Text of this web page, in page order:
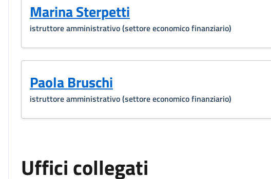
Marina Sterpetti
istruttore amministrativo (settore economico finanziario)
Paola Bruschi
istruttore amministrativo (settore economico finanziario)
Uffici collegati